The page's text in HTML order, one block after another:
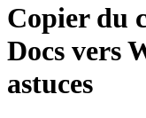
Copier du
Docs vers
astuces